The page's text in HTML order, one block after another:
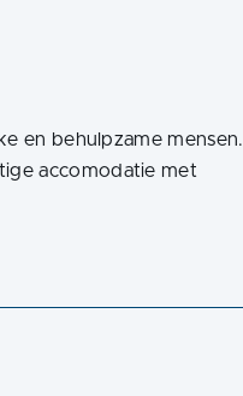
en behulpzame mensen.
accomodatie met